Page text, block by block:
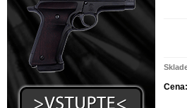
Cena: